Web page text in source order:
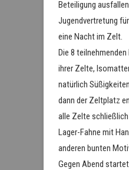
Beteiligung
Jugendvertretung
eine Nacht im Zelt.
Die 8
ihrer Zelte,
natürlich
dann der Zeltplatz
alle Zelte
Lager-Fahne mit
anderen bunten
Gegen Abend